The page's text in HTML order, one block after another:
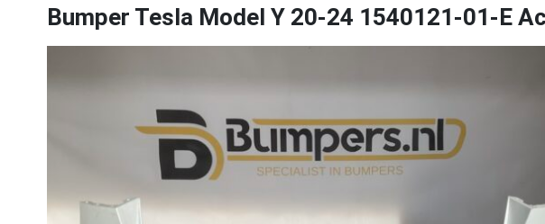
Bumper Tesla Model Y 20-24 1540121-01-E